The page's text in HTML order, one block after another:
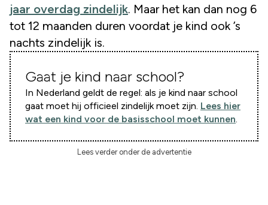
jaar overdag zindelijk. Maar het kan dan nog 6
tot 12 maanden duren voordat je kind ook ’s
nachts zindelijk is.
Gaat je kind naar school?
In Nederland geldt de regel: als je kind naar school
gaat moet hij officieel zindelijk moet zijn. Lees hier
wat een kind voor de basisschool moet kunnen
Lees verder onder de advertentie